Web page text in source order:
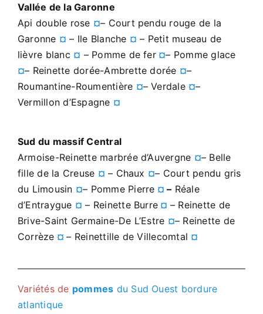
Vallée de la Garonne
Api double rose ¤– Court pendu rouge de la
Garonne ¤ – Ile Blanche ¤ – Petit museau de
lièvre blanc ¤ – Pomme de fer¤– Pomme glace
¤– Reinette dorée-Ambrette dorée ¤–
Roumantine-Roumentière ¤– Verdale ¤–
Vermillon d’Espagne ¤
Sud du massif Central
Armoise-Reinette marbrée d’Auvergne ¤– Belle
fille de la Creuse ¤ – Chaux ¤– Court pendu gris
du Limousin ¤– Pomme Pierre ¤– Réale
d’Entraygue ¤ – Reinette Burre ¤ – Reinette de
Brive-Saint Germaine-De L’Estre ¤– Reinette de
Corrèze ¤– Reinettille de Villecomtal ¤
Variétés de pommes du Sud Ouest bordure
atlantique